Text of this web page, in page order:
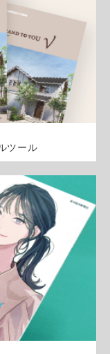
ツール